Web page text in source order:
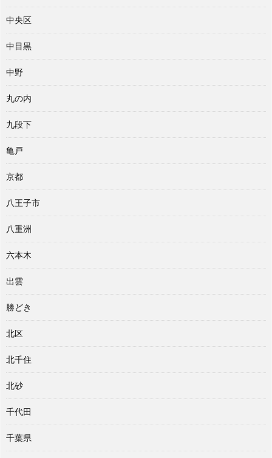
中央区
中目黒
中野
丸の内
九段下
亀戸
京都
八王子市
八重洲
六本木
出雲
勝どき
北区
北千住
北砂
千代田
千葉県